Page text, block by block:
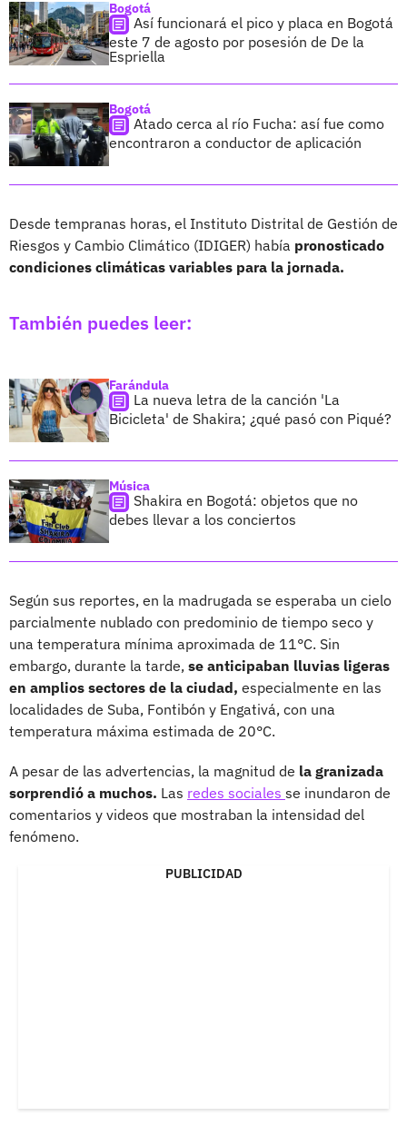
Bogotá
Así funcionará el pico y placa en Bogotá
este 7 de agosto por posesión de De la
Espriella
Bogotá
Atado cerca al río Fucha: así fue como
encontraron a conductor de aplicación
Desde tempranas horas, el Instituto Distrital de Gestión de
Riesgos y Cambio Climático (IDIGER) había pronosticado
condiciones climáticas variables para la jornada.
También puedes leer:
Farándula
La nueva letra de la canción 'La
Bicicleta' de Shakira; ¿qué pasó con Piqué?
Música
Shakira en Bogotá: objetos que no
debes llevar a los conciertos
Según sus reportes, en la madrugada se esperaba un cielo
parcialmente nublado con predominio de tiempo seco y
una temperatura mínima aproximada de 11°C. Sin
embargo, durante la tarde, se anticipaban lluvias ligeras
en amplios sectores de la ciudad, especialmente en las
localidades de Suba, Fontibón y Engativá, con una
temperatura máxima estimada de 20°C.
A pesar de las advertencias, la magnitud de la granizada
sorprendió a muchos. Las redes sociales se inundaron de
comentarios y videos que mostraban la intensidad del
fenómeno.
PUBLICIDAD